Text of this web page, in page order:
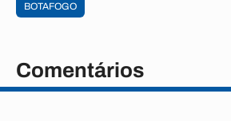
BOTAFOGO
Comentários